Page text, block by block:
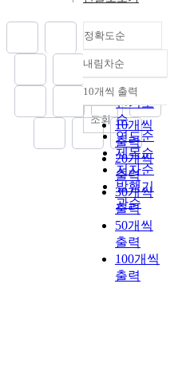
정확도순
정확도
순
인기도
순
연도순
제목순
저자순
발행기
관순
내림차순
내림차순
10개씩 출력
10개씩
출력
20개씩
출력
30개씩
출력
50개씩
출력
100개씩
출력
조회